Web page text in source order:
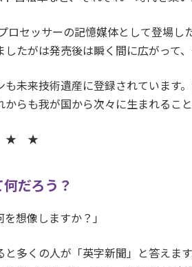
ロセッサーの記憶媒体として登場し
たがは発売後は瞬く間に広がって
未来技術遺産に登録されています
らも我が国から次々に生まれること
★
だろう？
を想像しますか？」
と多くの人が「英字新聞」と答えま